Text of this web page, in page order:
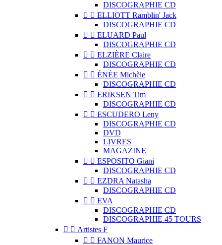
DISCOGRAPHIE CD
  ELLIOTT Ramblin' Jack
DISCOGRAPHIE CD
  ELUARD Paul
DISCOGRAPHIE CD
  ELZIÈRE Claire
DISCOGRAPHIE CD
  ÉNÉE Michèle
DISCOGRAPHIE CD
  ERIKSEN Tim
DISCOGRAPHIE CD
  ESCUDERO Leny
DISCOGRAPHIE CD
DVD
LIVRES
MAGAZINE
  ESPOSITO Giani
DISCOGRAPHIE CD
  EZDRA Natasha
DISCOGRAPHIE CD
  EVA
DISCOGRAPHIE CD
DISCOGRAPHIE 45 TOURS
  Artistes F
  FANON Maurice